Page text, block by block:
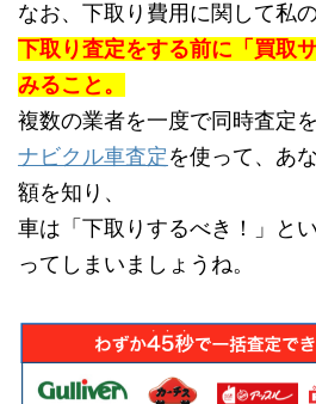
なお、下取り費用に関して私
下取り査定をする前に「買取
みること。
複数の業者を一度で同時査定を
ナビクル車査定 を使って、あ
額を知り、
車は「下取りするべき！」と
ってしまいましょうね。